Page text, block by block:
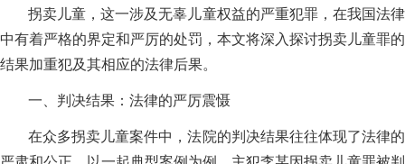
拐卖儿童，这一涉及无辜儿童权益的严重犯罪，在我国法律
中有着严格的界定和严厉的处罚，本文将深入探讨拐卖儿童罪的
结果加重犯及其相应的法律后果。
一、判决结果：法律的严厉震慑
在众多拐卖儿童案件中，法院的判决结果往往体现了法律的